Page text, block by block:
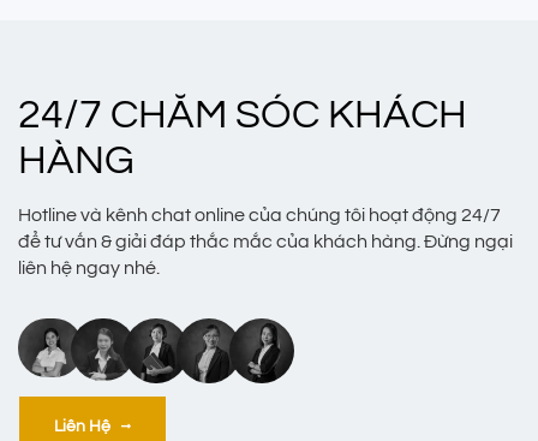
24/7 CHĂM SÓC KHÁCH
HÀNG
Hotline và kênh chat online của chúng tôi hoạt động 24/7
để tư vấn & giải đáp thắc mắc của khách hàng. Đừng ngại
liên hệ ngay nhé.
Liên Hệ